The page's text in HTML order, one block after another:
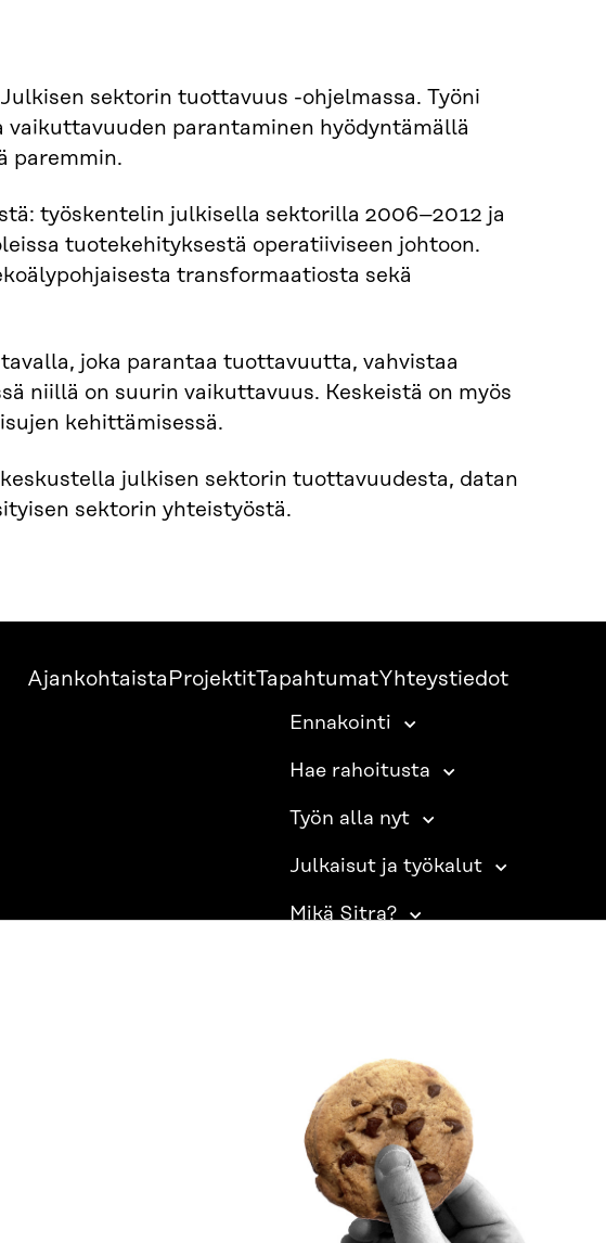
sektorin tuottavuus -ohjelmassa. Työni
parantaminen hyödyntämällä
paremmin.
työskentelin julkisella sektorilla 2006–2012 ja
tuotekehityksestä operatiiviseen johtoon.
transformaatiosta sekä
joka parantaa tuottavuutta, vahvistaa
niillä on suurin vaikuttavuus. Keskeistä on myös
kehittämisessä.
julkisen sektorin tuottavuudesta, datan
sektorin yhteistyöstä.
Ajankohtaista ProjektitTapahtumatYhteystiedot
Ennakointi
Hae rahoitusta
Työn alla nyt
Julkaisut ja työkalut
Mikä Sitra?
SITRA SOSIAALISESSA MEDIASSA